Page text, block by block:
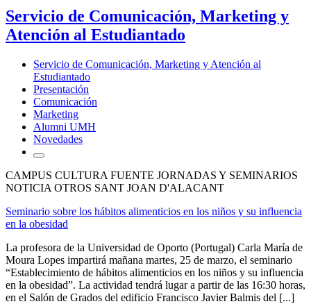
Servicio de Comunicación, Marketing y
Atención al Estudiantado
Servicio de Comunicación, Marketing y Atención al
Estudiantado
Presentación
Comunicación
Marketing
Alumni UMH
Novedades
CAMPUS CULTURA FUENTE JORNADAS Y SEMINARIOS
NOTICIA OTROS SANT JOAN D'ALACANT
Seminario sobre los hábitos alimenticios en los niños y su influencia
en la obesidad
La profesora de la Universidad de Oporto (Portugal) Carla María de
Moura Lopes impartirá mañana martes, 25 de marzo, el seminario
“Establecimiento de hábitos alimenticios en los niños y su influencia
en la obesidad”. La actividad tendrá lugar a partir de las 16:30 horas,
en el Salón de Grados del edificio Francisco Javier Balmis del [...]